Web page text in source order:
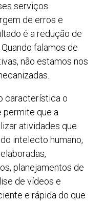
serviços
de erros e
é a redução de
falamos de
não estamos nos
característica o
permite que a
atividades que
intelecto humano,
planejamentos de
de vídeos e
e rápida do que